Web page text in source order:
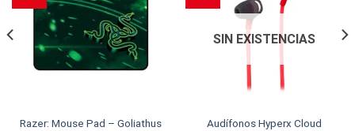
Razer: Mouse Pad – Goliathus
SIN EXISTENCIAS
Audífonos Hyperx Cloud